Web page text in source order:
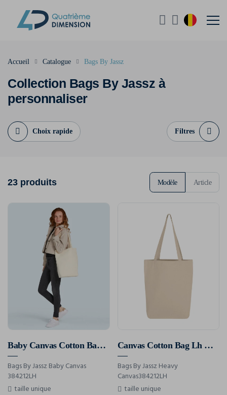
Collection Bags By Jassz à
personnaliser
Accueil Catalogue Bags By Jassz
Choix rapide Filtres
23 produits Modèle Article
Baby Canvas Cotton Bag Lh With Gusset
Bags By Jassz Baby Canvas
384212LH
taille unique
Canvas Cotton Bag Lh With Gusset
Bags By Jassz Heavy
Canvas384212LH
taille unique